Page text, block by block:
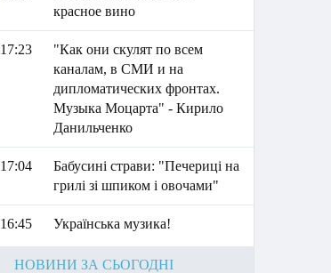
красное вино
17:23
"Как они скулят по всем
каналам, в СМИ и на
дипломатических фронтах.
Музыка Моцарта" - Кирило
Данильченко
17:04
Бабусині страви: "Печериці на
грилі зі шпиком і овочами"
16:45 Українська музика!
НОВИНИ ЗА СЬОГОДНІ